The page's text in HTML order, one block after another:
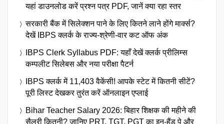
यहां डाउनलोड करें प्रश्न पत्र PDF, जानें क्या रहा स्तर
सरकारी बैंक में सिलेक्शन पाने के लिए कितने लाने होंगे मार्क्स?
देखें IBPS क्लर्क के राज्य-श्रेणी-वार कट ऑफ अंक
IBPS Clerk Syllabus PDF: यहाँ देखें क्लर्क प्रीलिम्स
कम्पलीट सिलेबस और नया परीक्षा पैटर्न
IBPS क्लर्क में 11,403 वैकेंसी! आपके स्टेट में कितनी सीटें?
पूरी लिस्ट देखकर तुरंत करें ऑनलाइन एप्लाई
Bihar Teacher Salary 2026: बिहार शिक्षक की महीने की
सैलरी कितनी? जानिए PRT, TGT, PGT का इन-हैंड पे और